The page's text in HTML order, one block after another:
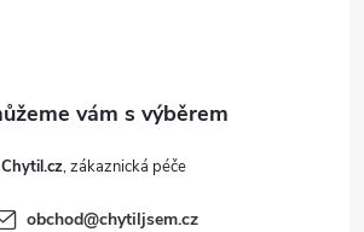
Chytil.cz
obchod@chytiljsem.cz